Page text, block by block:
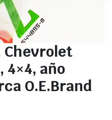
4×4, año
O.E.Brand